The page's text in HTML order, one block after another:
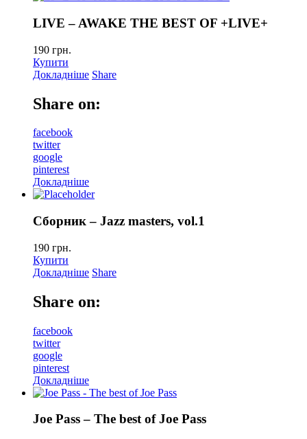
LIVE – AWAKE THE BEST OF +LIVE+
190 грн.
Купити
Докладніше Share
Share on:
facebook
twitter
google
pinterest
Докладніше
Сборник – Jazz masters, vol.1
190 грн.
Купити
Докладніше Share
Share on:
facebook
twitter
google
pinterest
Докладніше
Joe Pass – The best of Joe Pass